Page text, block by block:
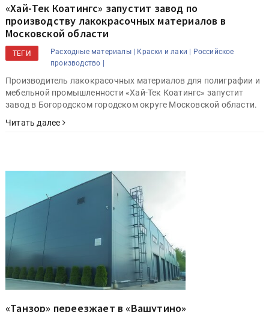
«Хай-Тек Коатингс» запустит завод по
производству лакокрасочных материалов в
Московской области
ТЕГИ Расходные материалы | Краски и лаки | Российское
производство |
Производитель лакокрасочных материалов для полиграфии и
мебельной промышленности «Хай-Тек Коатингс» запустит
завод в Богородском городском округе Московской области.
Читать далее
«Танзор» переезжает в «Вашутино»